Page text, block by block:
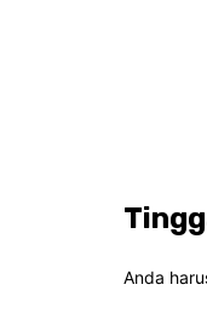
Anda